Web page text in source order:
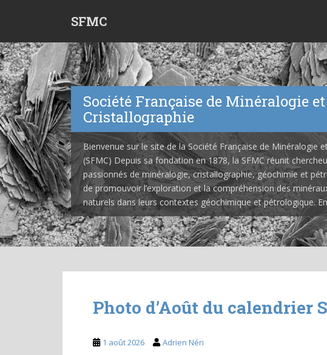
p
t
o
m
a
i
n
c
o
n
t
n
SFMC
Société Française de Minéralogie
Cristallographie
Bienvenue sur le site de la Société Française de Minéralogie
(SFMC) Depuis sa fondation en 1878, la SFMC réunit
passionnés de minéralogie, cristallographie, géochimie et
de promouvoir l’exploration et la compréhension des
naturels dans leurs contextes géochimique et pétrologique.
Photo d’Août du calendrier
1 août 2026 Adrien Néri